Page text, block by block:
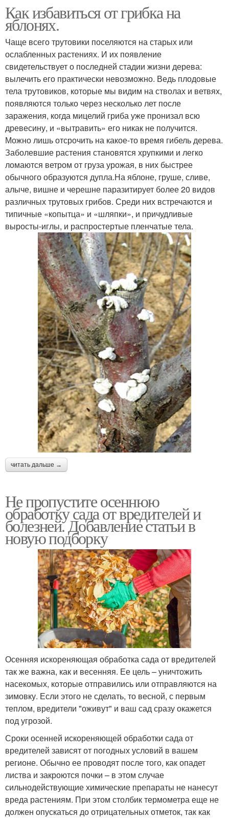
Как избавиться от грибка на
яблонях.
Чаще всего трутовики поселяются на старых или
ослабленных растениях. И их появление
свидетельствует о последней стадии жизни дерева:
вылечить его практически невозможно. Ведь плодовые
тела трутовиков, которые мы видим на стволах и ветвях,
появляются только через несколько лет после
заражения, когда мицелий гриба уже пронизал всю
древесину, и «вытравить» его никак не получится.
Можно лишь отсрочить на какое-то время гибель дерева.
Заболевшие растения становятся хрупкими и легко
ломаются ветром от груза урожая, в них быстрее
обычного образуются дупла.На яблоне, груше, сливе,
алыче, вишне и черешне паразитирует более 20 видов
различных трутовых грибов. Среди них встречаются и
типичные «копытца» и «шляпки», и причудливые
выросты-иглы, и распростертые пленчатые тела.
читать дальше →
Не пропустите осеннюю
обработку сада от вредителей и
болезней. Добавление статьи в
новую подборку
Осенняя искореняющая обработка сада от вредителей
так же важна, как и весенняя. Ее цель – уничтожить
насекомых, которые отправились или отправляются на
зимовку. Если этого не сделать, то весной, с первым
теплом, вредители "оживут" и ваш сад сразу окажется
под угрозой.
Сроки осенней искореняющей обработки сада от
вредителей зависят от погодных условий в вашем
регионе. Обычно ее проводят после того, как опадет
листва и закроются почки – в этом случае
сильнодействующие химические препараты не нанесут
вреда растениям. При этом столбик термометра еще не
должен опускаться до отрицательных отметок, так как